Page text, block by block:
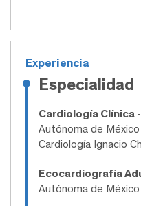
Experiencia
Especialidad
Cardiología Clínica
Autónoma de
Cardiología Ignacio
Ecocardiografía
Autónoma de México